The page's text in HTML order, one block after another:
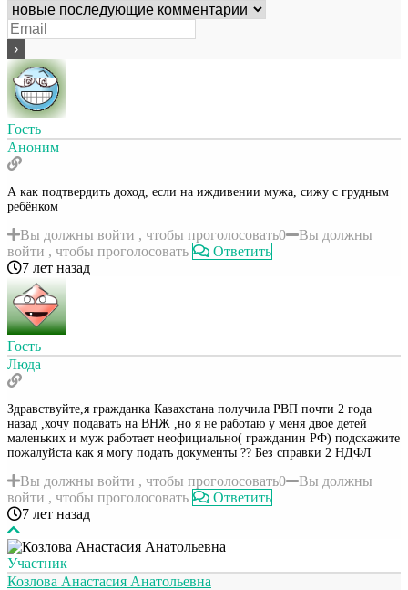
Гость
Аноним
А как подтвердить доход, если на иждивении мужа, сижу с грудным
ребёнком
Вы должны войти , чтобы проголосовать0
Вы должны
войти , чтобы проголосовать
Ответить
7 лет назад
Гость
Люда
Здравствуйте,я гражданка Казахстана получила РВП почти 2 года
назад ,хочу подавать на ВНЖ ,но я не работаю у меня двое детей
маленьких и муж работает неофициально( гражданин РФ) подскажите
пожалуйста как я могу подать документы ?? Без справки 2 НДФЛ
Вы должны войти , чтобы проголосовать0
Вы должны
войти , чтобы проголосовать
Ответить
7 лет назад
Участник
Козлова Анастасия Анатольевна